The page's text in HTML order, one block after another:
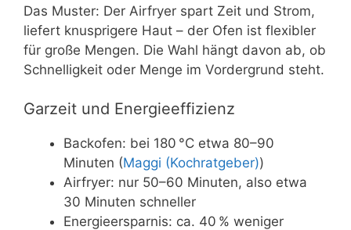
Das Muster: Der Airfryer spart Zeit und Strom,
liefert knusprigere Haut – der Ofen ist flexibler
für große Mengen. Die Wahl hängt davon ab, ob
Schnelligkeit oder Menge im Vordergrund steht.
Garzeit und Energieeffizienz
Backofen: bei 180 °C etwa 80–90
Minuten (Maggi (Kochratgeber))
Airfryer: nur 50–60 Minuten, also etwa
30 Minuten schneller
Energieersparnis: ca. 40 % weniger